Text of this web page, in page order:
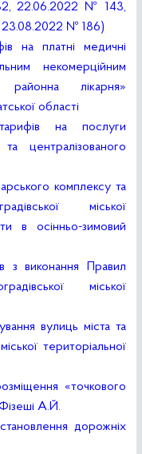
22.06.2022 № 143,
№ 186)
на платні медичні
некомерційним
районна лікарня»
області
на послуги
централізованого
комплексу та
міської
в осінньо-зимовий
виконання Правил
міської
вулиць міста та
територіальної
«точкового
А.Й.
дорожніх